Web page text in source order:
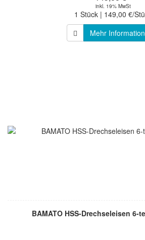
inkl. 19% MwSt
1 Stück | 149,00 €/
Mehr
BAMATO HSS-Drechseleisen 6-